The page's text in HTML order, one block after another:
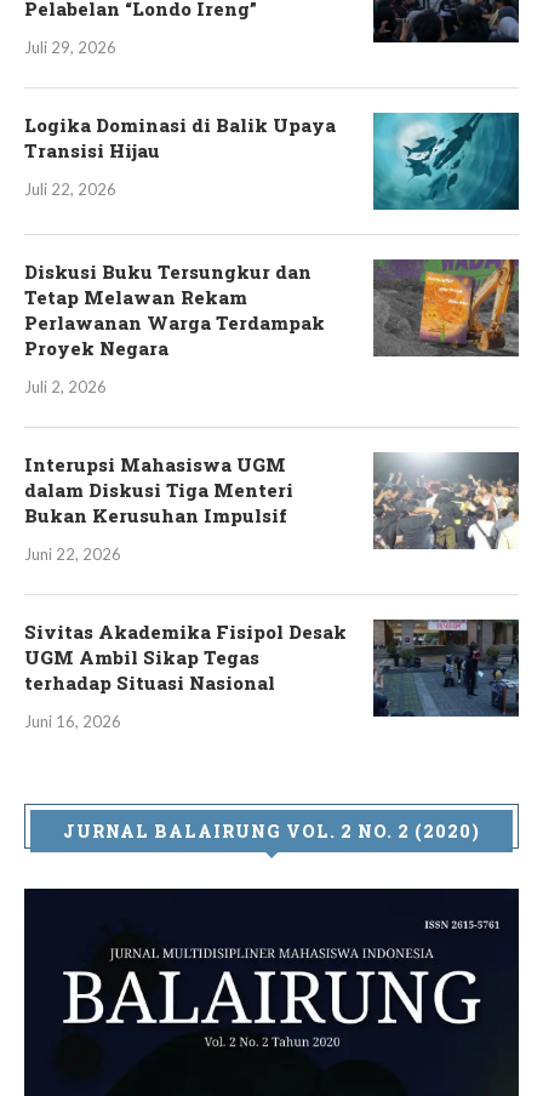
Pelabelan “Londo Ireng”
Juli 29, 2026
Logika Dominasi di Balik Upaya
Transisi Hijau
Juli 22, 2026
Diskusi Buku Tersungkur dan
Tetap Melawan Rekam
Perlawanan Warga Terdampak
Proyek Negara
Juli 2, 2026
Interupsi Mahasiswa UGM
dalam Diskusi Tiga Menteri
Bukan Kerusuhan Impulsif
Juni 22, 2026
Sivitas Akademika Fisipol Desak
UGM Ambil Sikap Tegas
terhadap Situasi Nasional
Juni 16, 2026
JURNAL BALAIRUNG VOL. 2 NO. 2 (2020)